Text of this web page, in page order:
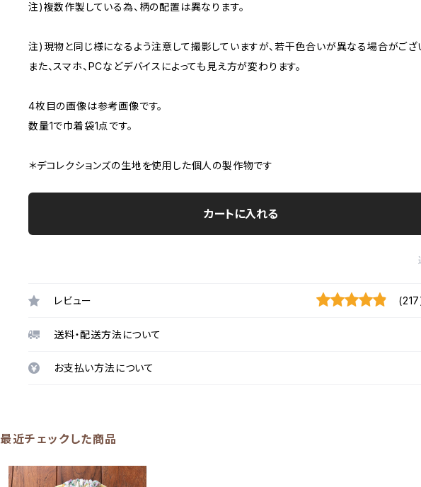
注)複数作製している為、柄の配置は異なります。
注)現物と同じ様になるよう注意して撮影していますが、若干色合いが異なる場合がござ
また、スマホ、PCなどデバイスによっても見え方が変わります。
4枚目の画像は参考画像です。
数量1で巾着袋1点です。
＊デコレクションズの生地を使用した個人の製作物です
カートに入れる
レビュー
送料・配送方法について
お支払い方法について
最近チェックした商品